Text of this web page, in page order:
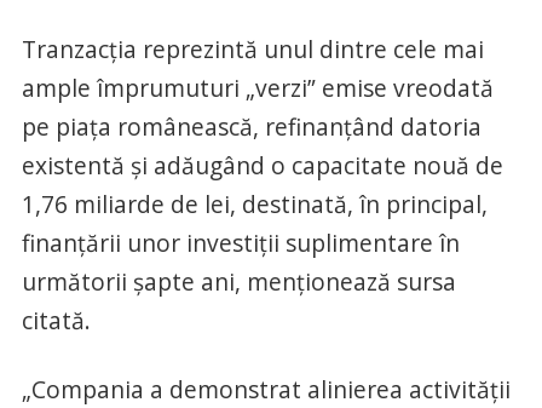
Tranzacţia reprezintă unul dintre cele mai
ample împrumuturi „verzi” emise vreodată
pe piaţa românească, refinanţând datoria
existentă şi adăugând o capacitate nouă de
1,76 miliarde de lei, destinată, în principal,
finanţării unor investiţii suplimentare în
următorii şapte ani, menţionează sursa
citată.
„Compania a demonstrat alinierea activităţii